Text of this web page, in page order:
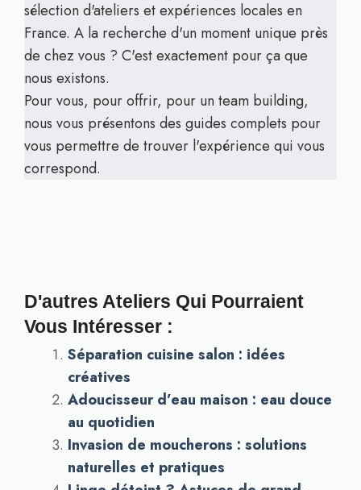
sélection d'ateliers et expériences locales en
France. A la recherche d'un moment unique près
de chez vous ? C'est exactement pour ça que
nous existons.
Pour vous, pour offrir, pour un team building,
nous vous présentons des guides complets pour
vous permettre de trouver l'expérience qui vous
correspond.
D'autres Ateliers Qui Pourraient
Vous Intéresser :
Séparation cuisine salon : idées
créatives
Adoucisseur d’eau maison : eau douce
au quotidien
Invasion de moucherons : solutions
naturelles et pratiques